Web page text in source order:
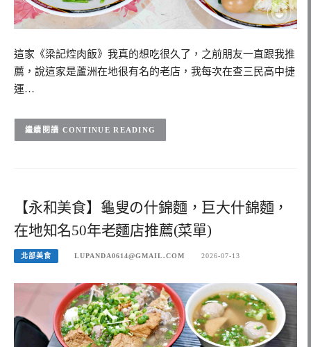
這家《梁記焢肉飯》我真的想吃很久了，之前朋友一直跟我推
薦，說這家是蘆洲在地很有名的老店，我每次在查三民高中捷
運…
CONTINUE READING
【永和美食】龜叟の什錦麵，巨大什錦麵，
在地知名50年老麵店推薦(菜單)
北部美食 LUPANDA0614@GMAIL.COM 2026-07-13